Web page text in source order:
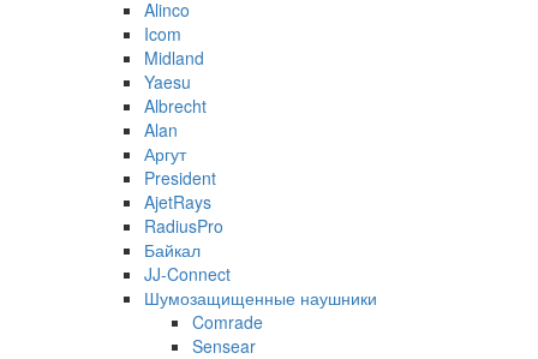
Alinco
Icom
Midland
Yaesu
Albrecht
Alan
Аргут
President
AjetRays
RadiusPro
Байкал
JJ-Connect
Шумозащищенные наушники
Comrade
Sensear